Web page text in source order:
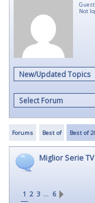
Guest
Not
New/Updated Topics
Select Forum
Forums Best of Best of
Miglior Serie
1 2 3 … 6